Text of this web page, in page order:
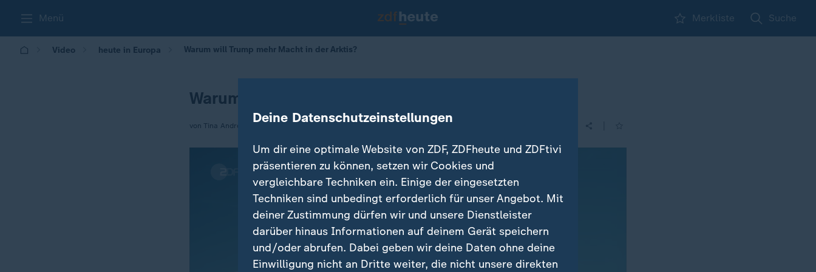
Menü Merkliste Suche
Video heute in Europa Warum will Trump mehr Macht in der Arktis?
Warum will Trump mehr Macht in der Arktis?
von Tina Andrecht Deine Datenschutzeinstellungen
Um dir eine optimale Website von ZDF, ZDFheute und ZDFtivi
präsentieren zu können, setzen wir Cookies und
vergleichbare Techniken ein. Einige der eingesetzten
Techniken sind unbedingt erforderlich für unser Angebot. Mit
deiner Zustimmung dürfen wir und unsere Dienstleister
darüber hinaus Informationen auf deinem Gerät speichern
und/oder abrufen. Dabei geben wir deine Daten ohne deine
Einwilligung nicht an Dritte weiter, die nicht unsere direkten